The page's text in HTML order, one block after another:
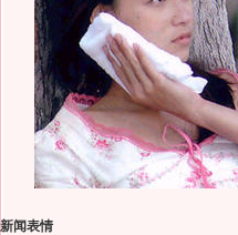
新闻表情